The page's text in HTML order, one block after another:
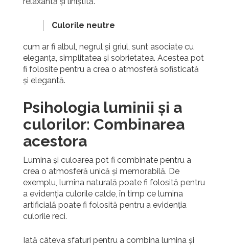
Culorile neutre
cum ar fi albul, negrul și griul, sunt asociate cu
eleganța, simplitatea și sobrietatea. Acestea pot
fi folosite pentru a crea o atmosferă sofisticată
și elegantă.
Psihologia luminii și a
culorilor: Combinarea
acestora
Lumina și culoarea pot fi combinate pentru a
crea o atmosferă unică și memorabilă. De
exemplu, lumina naturală poate fi folosită pentru
a evidenția culorile calde, în timp ce lumina
artificială poate fi folosită pentru a evidenția
culorile reci.
Iată câteva sfaturi pentru a combina lumina și